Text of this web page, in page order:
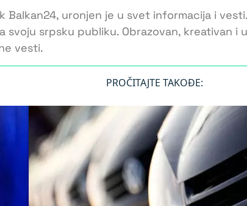
Balkan24, uronjen je u svet informacija i
svoju srpsku publiku. Obrazovan, kreativan i
vesti.
PROČITAJTE TAKOĐE: